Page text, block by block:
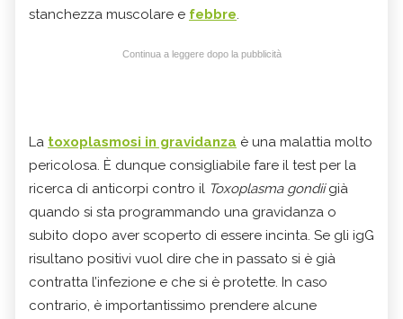
stanchezza muscolare e febbre.
Continua a leggere dopo la pubblicità
La toxoplasmosi in gravidanza è una malattia molto
pericolosa. È dunque consigliabile fare il test per la
ricerca di anticorpi contro il Toxoplasma gondiigià
quando si sta programmando una gravidanza o
subito dopo aver scoperto di essere incinta. Se gli igG
risultano positivi vuol dire che in passato si è già
contratta l’infezione e che si è protette. In caso
contrario, è importantissimo prendere alcune